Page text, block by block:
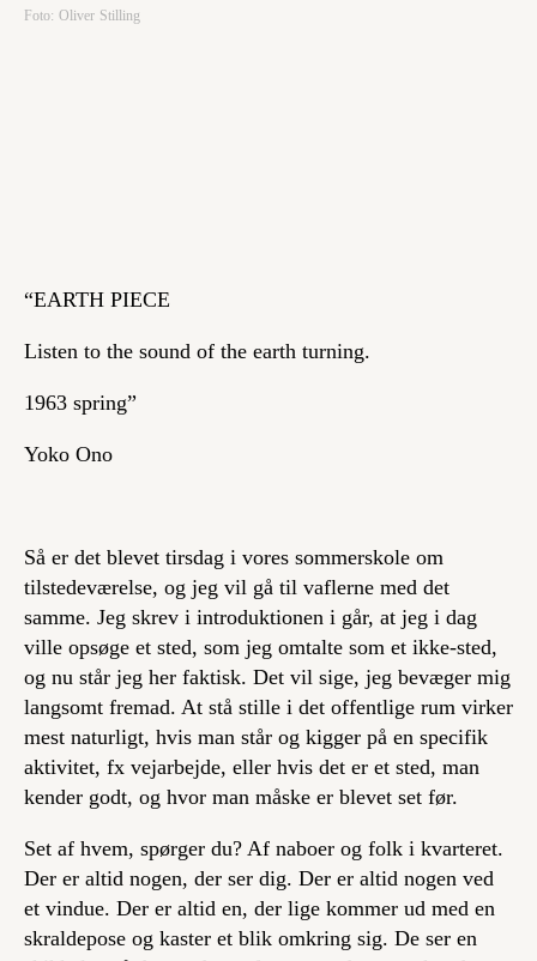
Log ind
Foto: Oliver Stilling
“EARTH PIECE
Listen to the sound of the earth turning.
1963 spring”
Yoko Ono
Så er det blevet tirsdag i vores sommerskole om
tilstedeværelse, og jeg vil gå til vaflerne med det
samme. Jeg skrev i introduktionen i går, at jeg i dag
ville opsøge et sted, som jeg omtalte som et ikke-sted,
og nu står jeg her faktisk. Det vil sige, jeg bevæger mig
langsomt fremad. At stå stille i det offentlige rum virker
mest naturligt, hvis man står og kigger på en specifik
aktivitet, fx vejarbejde, eller hvis det er et sted, man
kender godt, og hvor man måske er blevet set før.
Set af hvem, spørger du? Af naboer og folk i kvarteret.
Der er altid nogen, der ser dig. Der er altid nogen ved
et vindue. Der er altid en, der lige kommer ud med en
skraldepose og kaster et blik omkring sig. De ser en